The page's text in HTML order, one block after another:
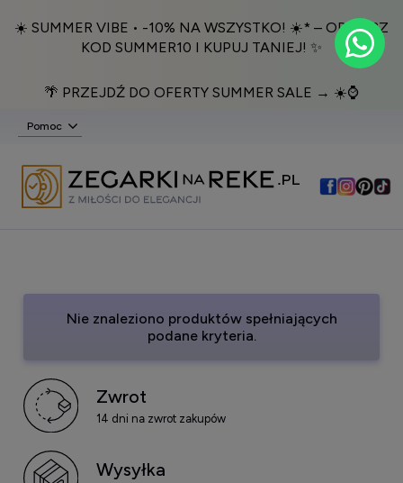
☀️ SUMMER VIBE • -10% NA WSZYSTKO! ☀️* – ODBIERZ
KOD SUMMER10 I KUPUJ TANIEJ! ✨
🌴 PRZEJDŹ DO OFERTY SUMMER SALE → ☀️⌚️
Pomoc
Nie znaleziono produktów spełniających
podane kryteria.
Zwrot
14 dni na zwrot zakupów
Wysyłka